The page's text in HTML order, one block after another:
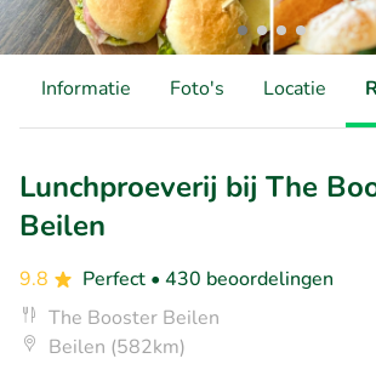
Informatie Foto's Locatie
Lunchproeverij bij The
Beilen
9.8 Perfect • 430 beoordelingen
The Booster Beilen
Beilen (582km)